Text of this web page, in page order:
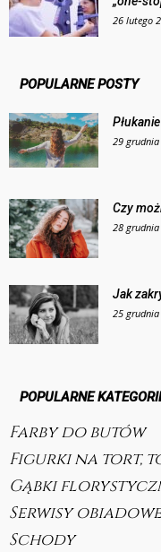
26 lutego
POPULARNE POSTY
29
Czy
28
Jak
25
POPULARNE
Farby do butów
Figurki na tort,
Gąbki
Serwisy obiadowe
Schody